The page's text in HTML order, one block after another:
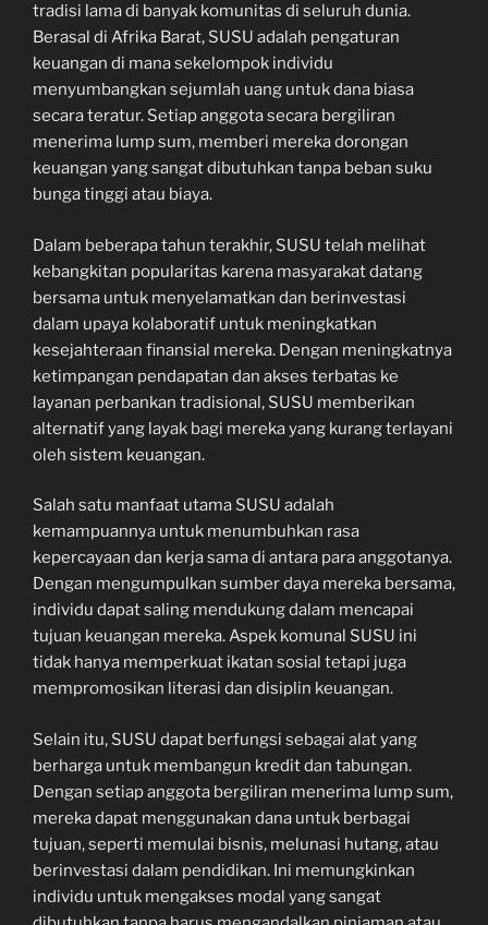
tradisi lama di banyak komunitas di seluruh dunia.
Berasal di Afrika Barat, SUSU adalah pengaturan
keuangan di mana sekelompok individu
menyumbangkan sejumlah uang untuk dana biasa
secara teratur. Setiap anggota secara bergiliran
menerima lump sum, memberi mereka dorongan
keuangan yang sangat dibutuhkan tanpa beban suku
bunga tinggi atau biaya.
Dalam beberapa tahun terakhir, SUSU telah melihat
kebangkitan popularitas karena masyarakat datang
bersama untuk menyelamatkan dan berinvestasi
dalam upaya kolaboratif untuk meningkatkan
kesejahteraan finansial mereka. Dengan meningkatnya
ketimpangan pendapatan dan akses terbatas ke
layanan perbankan tradisional, SUSU memberikan
alternatif yang layak bagi mereka yang kurang terlayani
oleh sistem keuangan.
Salah satu manfaat utama SUSU adalah
kemampuannya untuk menumbuhkan rasa
kepercayaan dan kerja sama di antara para anggotanya.
Dengan mengumpulkan sumber daya mereka bersama,
individu dapat saling mendukung dalam mencapai
tujuan keuangan mereka. Aspek komunal SUSU ini
tidak hanya memperkuat ikatan sosial tetapi juga
mempromosikan literasi dan disiplin keuangan.
Selain itu, SUSU dapat berfungsi sebagai alat yang
berharga untuk membangun kredit dan tabungan.
Dengan setiap anggota bergiliran menerima lump sum,
mereka dapat menggunakan dana untuk berbagai
tujuan, seperti memulai bisnis, melunasi hutang, atau
berinvestasi dalam pendidikan. Ini memungkinkan
individu untuk mengakses modal yang sangat